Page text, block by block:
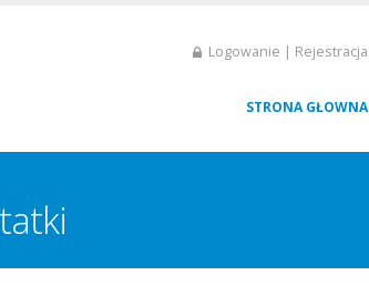
Logowanie | Rejestracja
STRONA GŁOWNA